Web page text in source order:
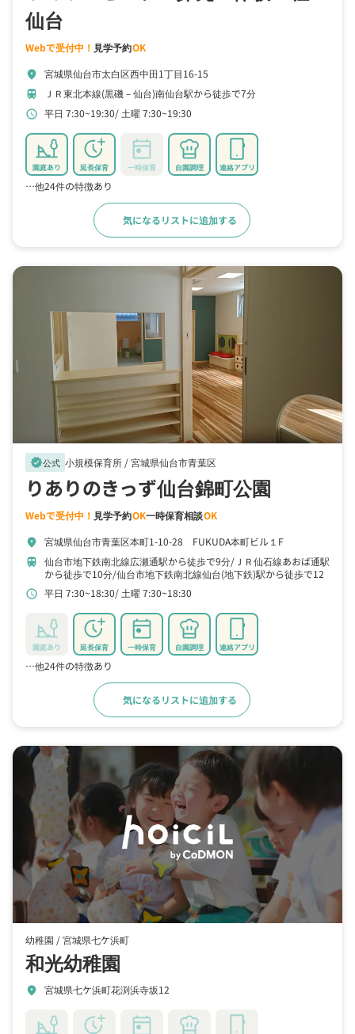
仙台
Webで受付中！ 見学予約OK
location_on 宮城県仙台市太白区西中田1丁目16-15
train ＪＲ東北本線(黒磯－仙台)南仙台駅から徒歩で7分
schedule 平日 7:30~19:30 土曜 7:30~19:30
園庭あり 延長保育 一時保育 自園調理 連絡アプリ
…他24件の特徴あり
気になるリストに追加する
verified公式 小規模保育所 /宮城県仙台市青葉区
りありのきっず仙台錦町公園
Webで受付中！ 見学予約OK一時保育相談OK
location_on 宮城県仙台市青葉区本町1-10-28 FUKUDA本町ビル１F
train 仙台市地下鉄南北線広瀬通駅から徒歩で9分
ＪＲ仙石線あおば通駅
から徒歩で10分 仙台市地下鉄南北線仙台(地下鉄)駅から徒歩で12
分
schedule 平日 7:30~18:30 土曜 7:30~18:30
園庭あり 延長保育 一時保育 自園調理 連絡アプリ
…他24件の特徴あり
気になるリストに追加する
幼稚園 /宮城県七ケ浜町
和光幼稚園
location_on 宮城県七ケ浜町花渕浜寺坂12